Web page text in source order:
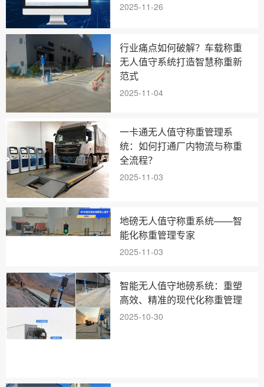
2025-11-26
行业痛点如何破解？车载称重
无人值守系统打造智慧称重新
范式
2025-11-04
一卡通无人值守称重管理系
统：如何打通厂内物流与称重
全流程？
2025-11-03
地磅无人值守称重系统——智
能化称重管理专家
2025-11-03
智能无人值守地磅系统：重塑
高效、精准的现代化称重管理
2025-10-30